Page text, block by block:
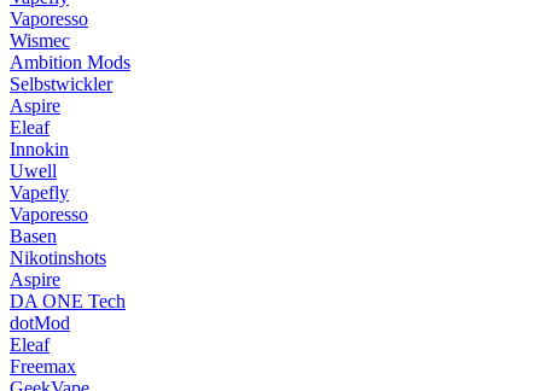
Vaporesso
Wismec
Ambition Mods
Selbstwickler
Aspire
Eleaf
Innokin
Uwell
Vapefly
Vaporesso
Basen
Nikotinshots
Aspire
DA ONE Tech
dotMod
Eleaf
Freemax